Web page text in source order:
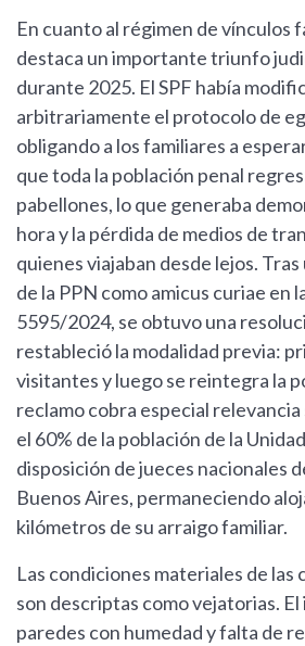
En cuanto al régimen de vínculos
destaca un importante triunfo
durante 2025. El SPF había
arbitrariamente el protocolo de
obligando a los familiares a
que toda la población penal
pabellones, lo que generaba
hora y la pérdida de medios de
quienes viajaban desde lejos.
de la PPN como amicus curiae en
5595/2024, se obtuvo una
restableció la modalidad previa:
visitantes y luego se reintegra la
reclamo cobra especial relevancia
el 60% de la población de la
disposición de jueces nacionales
Buenos Aires, permaneciendo
kilómetros de su arraigo familiar.
Las condiciones materiales de las
son descriptas como vejatorias.
paredes con humedad y falta de